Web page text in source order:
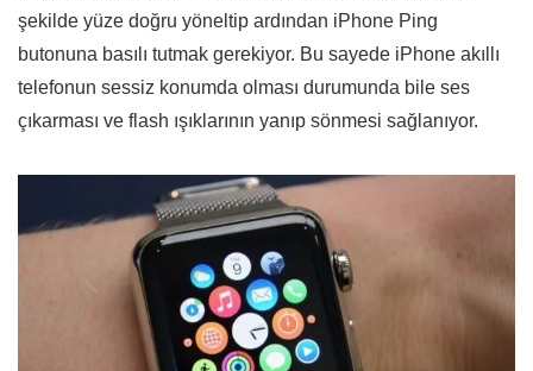
şekilde yüze doğru yöneltip ardından iPhone Ping
butonuna basılı tutmak gerekiyor. Bu sayede iPhone akıllı
telefonun sessiz konumda olması durumunda bile ses
çıkarması ve flash ışıklarının yanıp sönmesi sağlanıyor.